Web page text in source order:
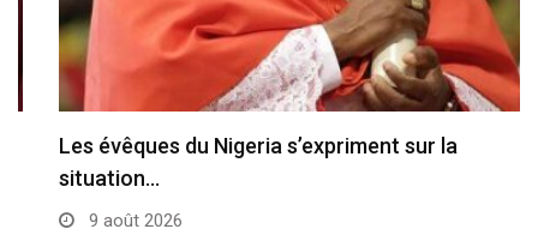
Les évêques du Nigeria s’expriment sur la
situation…
9 août 2026